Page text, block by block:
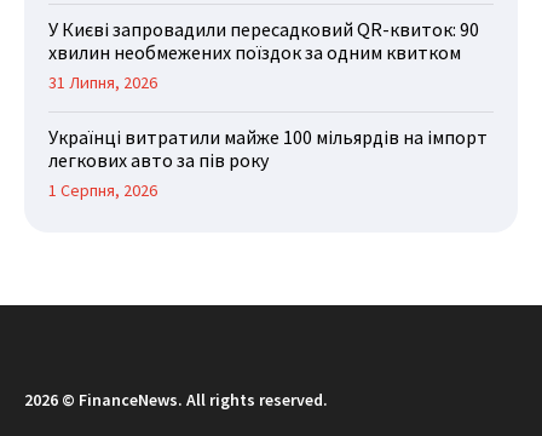
У Києві запровадили пересадковий QR-квиток: 90
хвилин необмежених поїздок за одним квитком
31 Липня, 2026
Українці витратили майже 100 мільярдів на імпорт
легкових авто за пів року
1 Серпня, 2026
2026 © FinanceNews. All rights reserved.